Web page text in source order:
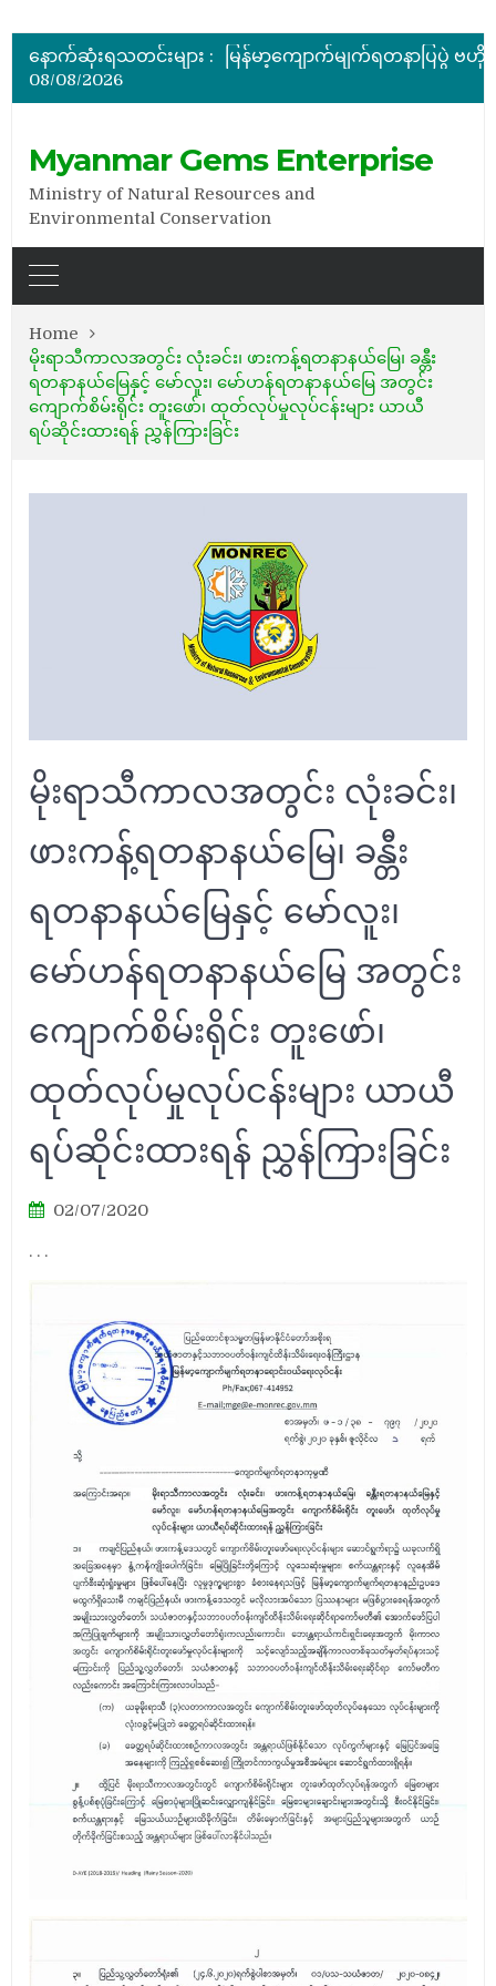
နောက်ဆုံးရသတင်းများ :
08/08/2026
Myanmar Gems Enterprise
Ministry of Natural Resources and
Environmental Conservation
Home
မိုးရာသီကာလအတွင်း လုံးခင်း၊ ဖားကန့်ရတနာနယ်မြေ၊ ခန္တီး
ရတနာနယ်မြေနှင့် မော်လူး၊ မော်ဟန်ရတနာနယ်မြေ အတွင်း
ကျောက်စိမ်းရိုင်း တူးဖော်၊ ထုတ်လုပ်မှုလုပ်ငန်းများ ယာယီ
ရပ်ဆိုင်းထားရန် ညွှန်ကြားခြင်း
မိုးရာသီကာလအတွင်း လုံးခင်း၊
ဖားကန့်ရတနာနယ်မြေ၊ ခန္တီး
ရတနာနယ်မြေနှင့် မော်လူး၊
မော်ဟန်ရတနာနယ်မြေ အတွင်း
ကျောက်စိမ်းရိုင်း တူးဖော်၊
ထုတ်လုပ်မှုလုပ်ငန်းများ ယာယီ
ရပ်ဆိုင်းထားရန် ညွှန်ကြားခြင်း
02/07/2020
. . .